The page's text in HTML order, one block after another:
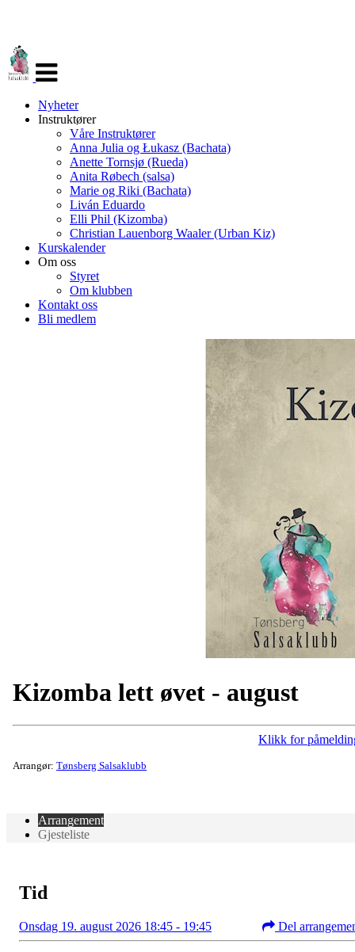
navigasjon
Nyheter
Instruktører
Våre Instruktører
Anna Julia og Łukasz (Bachata)
Anette Tornsjø (Rueda)
Anita Røbech (salsa)
Marie og Riki (Bachata)
Liván Eduardo
Elli Phil (Kizomba)
Christian Lauenborg Waaler (Urban Kiz)
Kurskalender
Om oss
Styret
Om klubben
Kontakt oss
Bli medlem
Kizomba lett øvet - august
Arrangør: Tønsberg Salsaklubb
Klikk for
Arrangement
Gjesteliste
Tid
Onsdag 19. august 2026 18:45 - 19:45 Del